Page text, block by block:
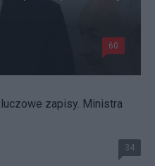
60
zapisy. Ministra
34